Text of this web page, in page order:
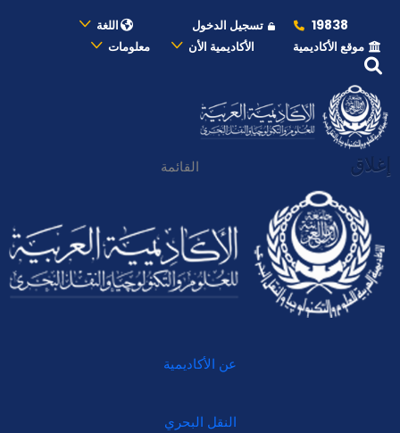
19838 تسجيل الدخول
اللغة
موقع الأكاديمية
الأكاديمية الأن معلومات
إغلاق القائمة
عن الأكاديمية
النقل البحري